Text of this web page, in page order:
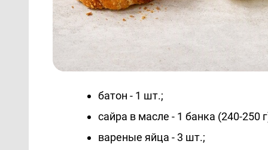
батон - 1 шт.;
сайра в масле - 1 банка (240-250
вареные яйца - 3 шт.;